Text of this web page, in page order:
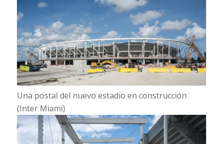
Una postal del nuevo estadio en construcción
(Inter Miami)